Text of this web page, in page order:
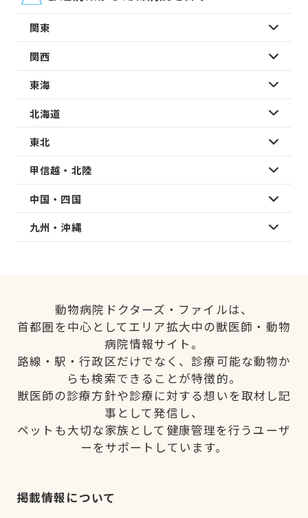
関東
関西
東海
北海道
東北
甲信越・北陸
中国・四国
九州・沖縄
動物病院ドクターズ・ファイルは、
首都圏を中心としてエリア拡大中の獣医師・動物
病院情報サイト。
路線・駅・行政区だけでなく、診療可能な動物か
らも検索できることが特徴的。
獣医師の診療方針や診療に対する想いを取材し記
事として発信し、
ペットも大切な家族として健康管理を行うユーザ
ーをサポートしています。
掲載情報について